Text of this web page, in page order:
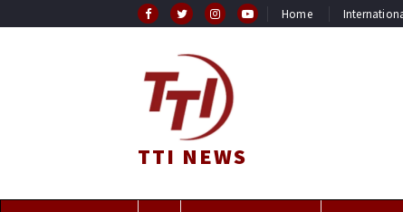
Home
TTI NEWS